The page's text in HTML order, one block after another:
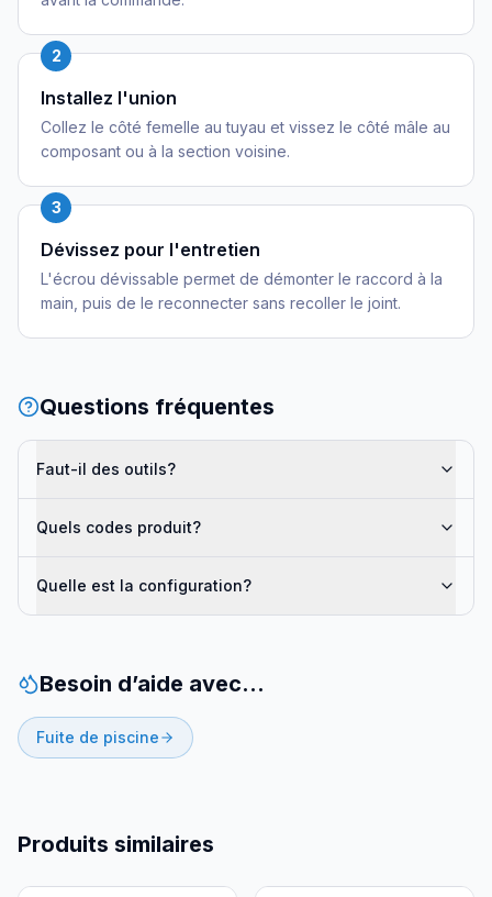
2
Installez l'union
Collez le côté femelle au tuyau et vissez le côté mâle au
composant ou à la section voisine.
3
Dévissez pour l'entretien
L'écrou dévissable permet de démonter le raccord à la
main, puis de le reconnecter sans recoller le joint.
Questions fréquentes
Faut-il des outils?
Quels codes produit?
Quelle est la configuration?
Besoin d’aide avec…
Fuite de piscine
Produits similaires